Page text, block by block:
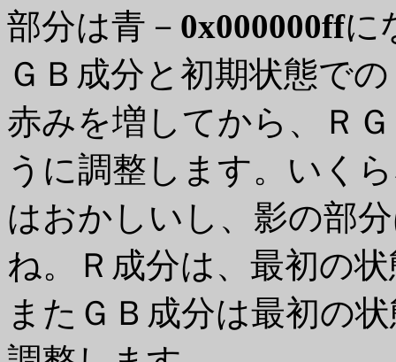
部分は青－ 0x000000ffに
ＧＢ成分と初期状態で
赤みを増してから、Ｒ
うに調整します。いく
はおかしいし、影の部
ね。Ｒ成分は、最初の
またＧＢ成分は最初の